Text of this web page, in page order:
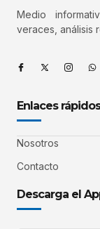
Medio
veraces, análisis
Enlaces rápidos
Nosotros
Contacto
Descarga el